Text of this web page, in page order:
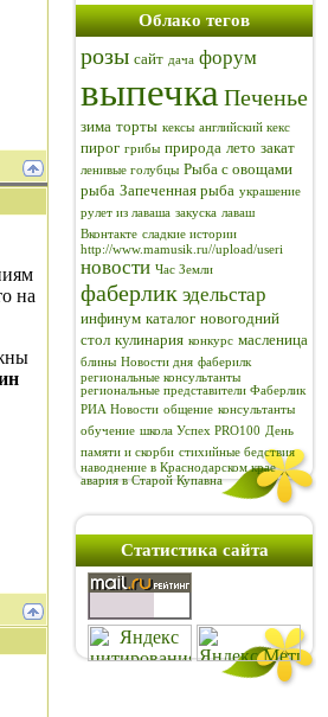
на
Облако тегов
розы сайт дача форум
выпечка Печенье
зима торты кексы английский кекс
пирог грибы природа лето закат
ленивые голубцы Рыба с овощами
рыба Запеченная рыба украшение
рулет из лаваша закуска лаваш
Вконтакте сладкие истории
http://www.mamusik.ru//upload/useri
новости Час Земли
фаберлик эдельстар
инфинум каталог новогодний
стол кулинария конкурс масленица
блины Новости дня фаберилк
региональные консультанты
региональные представители Фаберлик
РИА Новости общение консультанты
обучение школа Успех PRO100 День
памяти и скорби стихийные бедствия
наводнение в Краснодарском крае
авария в Старой Купавна
Статистика сайта